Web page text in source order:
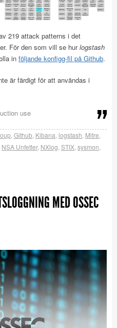
219 attack patterns i det
För den som vill se hurlogstash
in följande konfigg-fil på Github.
är färdigt för att användas i
use
Github Kibana logstash Mitre
NSA Unfetter, NXlog STIX sysmon
MED OSSEC